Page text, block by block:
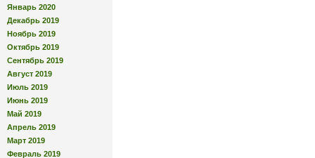
Январь 2020
Декабрь 2019
Ноябрь 2019
Октябрь 2019
Сентябрь 2019
Август 2019
Июль 2019
Июнь 2019
Май 2019
Апрель 2019
Март 2019
Февраль 2019